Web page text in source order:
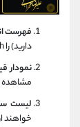
فهرست
دارید) را search یا جست و جو می کنید.
نمودار
مشاهده
لیست
خواهند